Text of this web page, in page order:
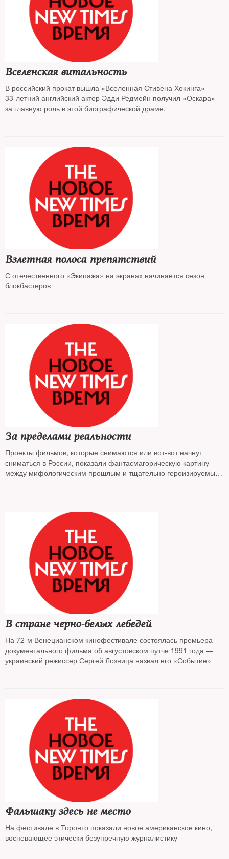
Вселенская витальность
В российский прокат вышла «Вселенная Стивена Хокинга» —
33-летний английский актер Эдди Редмейн получил «Оскара»
за главную роль в этой биографической драме.
Взлетная полоса препятствий
С отечественного «Экипажа» на экранах начинается сезон
блокбастеров
За пределами реальности
Проекты фильмов, которые снимаются или вот-вот начнут
сниматься в России, показали фантасмагорическую картину —
между мифологическим прошлым и тщательно героизируемым
В стране черно-белых лебедей
На 72-м Венецианском кинофестивале состоялась премьера
документального фильма об августовском путче 1991 года —
украинский режиссер Сергей Лозница назвал его «Событие»
Фальшаку здесь не место
На фестивале в Торонто показали новое американское кино,
воспевающее этически безупречную журналистику